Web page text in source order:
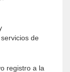
de
registro a la